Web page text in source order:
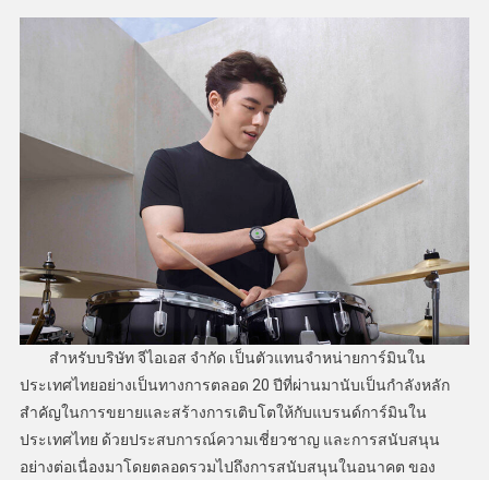
สำหรับบริษัท จีไอเอส จำกัด เป็นตัวแทนจำหน่ายการ์มินใน
ประเทศไทยอย่างเป็นทางการตลอด 20 ปีที่ผ่านมานับเป็นกำลังหลัก
สำคัญในการขยายและสร้างการเติบโตให้กับแบรนด์การ์มินใน
ประเทศไทย ด้วยประสบการณ์ความเชี่ยวชาญ และการสนับสนุน
อย่างต่อเนื่องมาโดยตลอดรวมไปถึงการสนับสนุนในอนาคต ของ